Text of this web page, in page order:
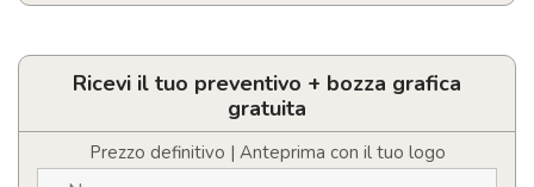
Maschera
bellezza
quantità
Ricevi il tuo preventivo + bozza grafica
gratuita
Prezzo definitivo | Anteprima con il tuo logo